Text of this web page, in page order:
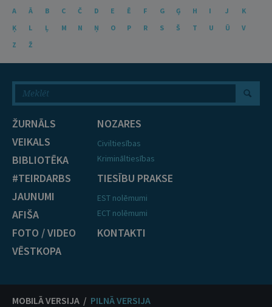
A Ā B C Č D E Ē F G Ģ H I J
K
Ķ
L Ļ M N Ņ O P R S Š T U Ū
V
Z
Ž
ŽURNĀLS
VEIKALS
BIBLIOTĒKA
#TEIRDARBS
JAUNUMI
AFIŠA
FOTO / VIDEO
VĒSTKOPA
NOZARES
Civiltiesības
Krimināltiesības
TIESĪBU PRAKSE
EST nolēmumi
ECT nolēmumi
KONTAKTI
MOBILĀ VERSIJA / PILNĀ VERSIJA